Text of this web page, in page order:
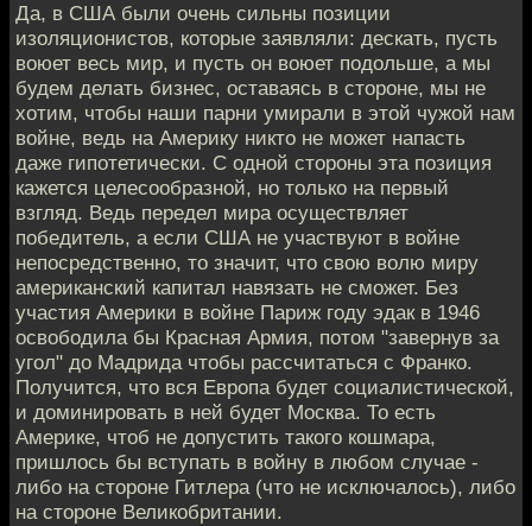
Да, в США были очень сильны позиции
изоляционистов, которые заявляли: дескать, пусть
воюет весь мир, и пусть он воюет подольше, а мы
будем делать бизнес, оставаясь в стороне, мы не
хотим, чтобы наши парни умирали в этой чужой нам
войне, ведь на Америку никто не может напасть
даже гипотетически. С одной стороны эта позиция
кажется целесообразной, но только на первый
взгляд. Ведь передел мира осуществляет
победитель, а если США не участвуют в войне
непосредственно, то значит, что свою волю миру
американский капитал навязать не сможет. Без
участия Америки в войне Париж году эдак в 1946
освободила бы Красная Армия, потом "завернув за
угол" до Мадрида чтобы рассчитаться с Франко.
Получится, что вся Европа будет социалистической,
и доминировать в ней будет Москва. То есть
Америке, чтоб не допустить такого кошмара,
пришлось бы вступать в войну в любом случае -
либо на стороне Гитлера (что не исключалось), либо
на стороне Великобритании.